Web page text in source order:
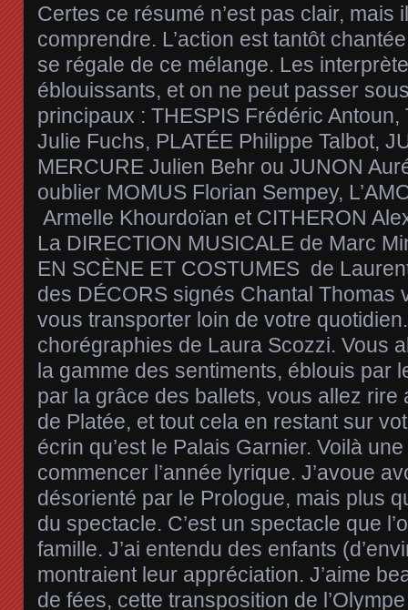
Certes ce résumé n’est pas clair, mais
comprendre. L’action est tantôt
se régale de ce mélange. Les
éblouissants, et on ne peut passer
principaux : THESPIS Frédéric Antoun,
Julie Fuchs, PLATÉE Philippe Talbot,
MERCURE Julien Behr ou JUNON
oublier MOMUS Florian Sempey,
Armelle Khourdoïan et CITHERON
La DIRECTION MUSICALE de Marc
EN SCÈNE ET COSTUMES de
des DÉCORS signés Chantal Thomas
vous transporter loin de votre
chorégraphies de Laura Scozzi. Vous
la gamme des sentiments, éblouis par
par la grâce des ballets, vous allez rire
de Platée, et tout cela en restant sur
écrin qu’est le Palais Garnier. Voilà
commencer l’année lyrique. J’avoue
désorienté par le Prologue, mais plus
du spectacle. C’est un spectacle que
famille. J’ai entendu des enfants
montraient leur appréciation. J’aime
de fées, cette transposition de